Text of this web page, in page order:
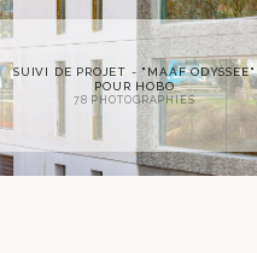
SUIVI DE PROJET - "MAAF ODYSSÉE"
POUR HOBO
78 PHOTOGRAPHIES